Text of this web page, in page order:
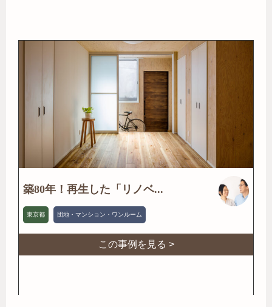
築80年！再生した「リノベ...
東京都 団地・マンション・ワンルーム
この事例を見る >